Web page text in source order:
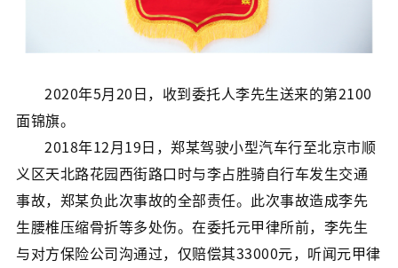
2020年5月20日，收到委托人李先生送来的第2100
面锦旗。
2018年12月19日，郑某驾驶小型汽车行至北京市顺
义区天北路花园西街路口时与李占胜骑自行车发生交通
事故，郑某负此次事故的全部责任。此次事故造成李先
生腰椎压缩骨折等多处伤。在委托元甲律所前，李先生
与对方保险公司沟通过，仅赔偿其33000元，听闻元甲律